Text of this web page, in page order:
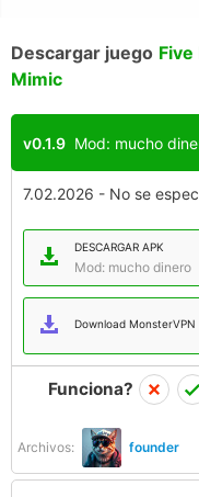
Descargar juego Five
Mimic
v0.1.9 Mod: mucho
7.02.2026 - No se
DESCARGAR APK
Mod: mucho dinero
Download MonsterVPN
Archivos: founder
Funciona?